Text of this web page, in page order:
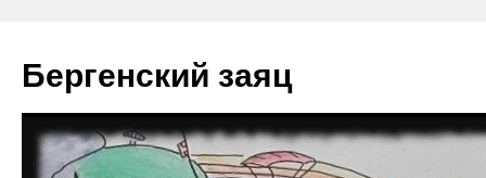
содержимому
Бергенский заяц